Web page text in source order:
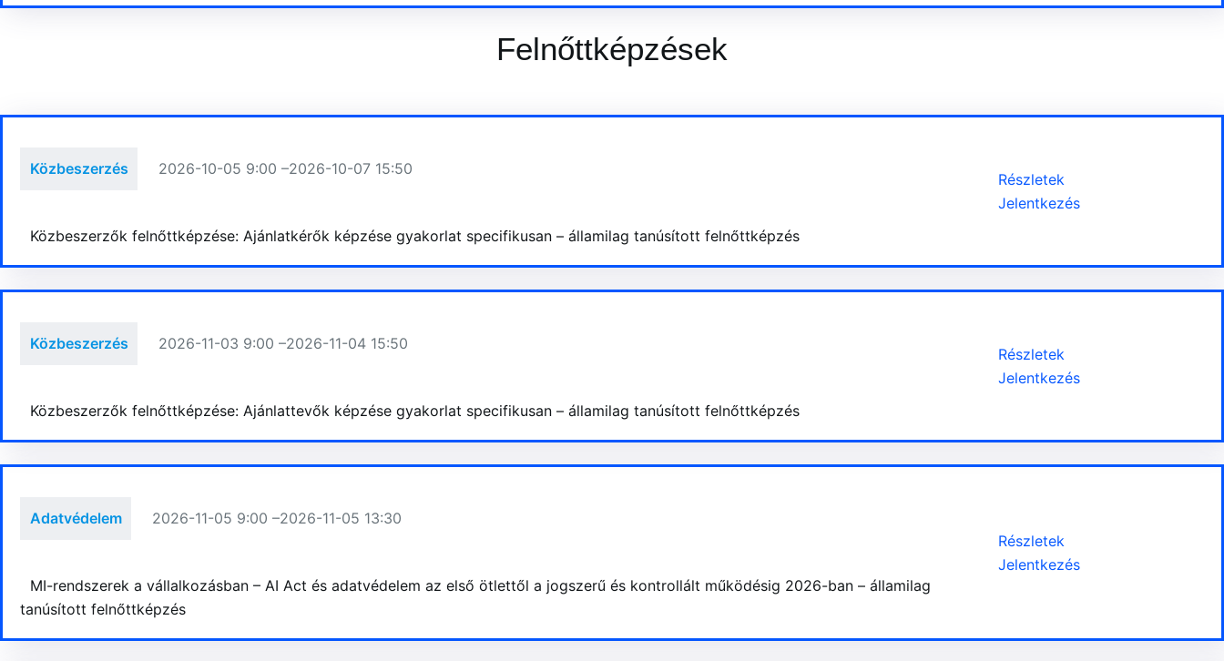
Felnőttképzések
Közbeszerzés 2026-10-05 9:00 –2026-10-07 15:50
Közbeszerzők felnőttképzése: Ajánlatkérők képzése gyakorlat specifikusan – államilag tanúsított felnőttképzés
Részletek
Jelentkezés
Közbeszerzés 2026-11-03 9:00 –2026-11-04 15:50
Közbeszerzők felnőttképzése: Ajánlattevők képzése gyakorlat specifikusan – államilag tanúsított felnőttképzés
Részletek
Jelentkezés
Adatvédelem 2026-11-05 9:00 –2026-11-05 13:30
MI-rendszerek a vállalkozásban – AI Act és adatvédelem az első ötlettől a jogszerű és kontrollált működésig 2026-ban – államilag
tanúsított felnőttképzés
Részletek
Jelentkezés